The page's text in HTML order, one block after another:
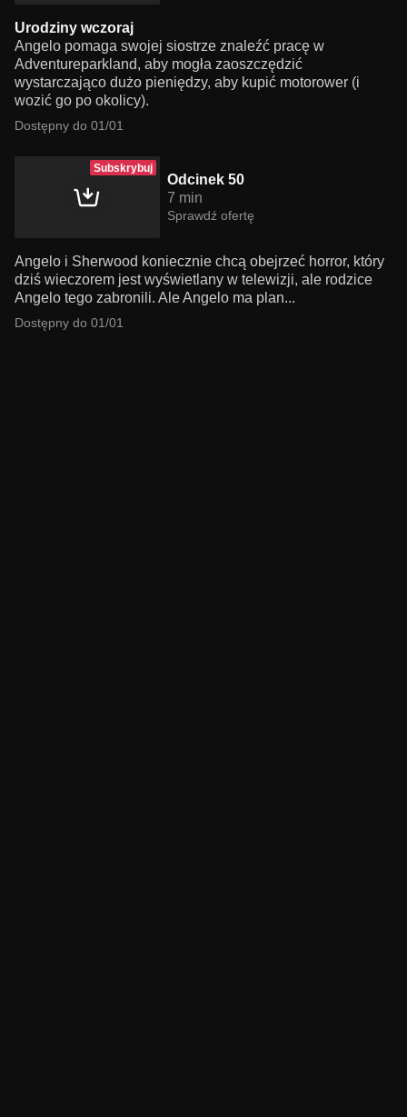
Urodziny wczoraj
Angelo pomaga swojej siostrze znaleźć pracę w
Adventureparkland, aby mogła zaoszczędzić
wystarczająco dużo pieniędzy, aby kupić motorower (i
wozić go po okolicy).
Dostępny do 01/01
Subskrybuj
Odcinek 50
7 min
Sprawdź ofertę
Angelo i Sherwood koniecznie chcą obejrzeć horror, który
dziś wieczorem jest wyświetlany w telewizji, ale rodzice
Angelo tego zabronili. Ale Angelo ma plan...
Dostępny do 01/01